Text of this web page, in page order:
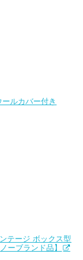
ルカバー付き
テージ ボックス型
ーブランド品】